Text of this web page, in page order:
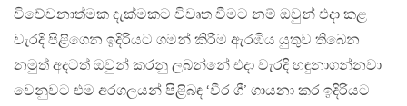
විවේචනාත්මක දැක්මකට විවෘත වීමට නම් ඔවුන් එදා කළ
වැරදි පිළිගෙන ඉදිරියට ගමන් කිරීම ඇරඹිය යුතුව තිබෙන
නමුත් අදටත් ඔවුන් කරනු ලබන්නේ එදා වැරදි හඳුනාගන්නවා
වෙනුවට එම අරගලයන් පිළිබඳ ‘වීර ගී’ ගායනා කර ඉදිරියට